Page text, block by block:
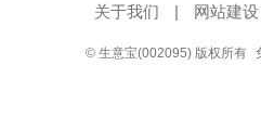
关于我们 | 网站建设
© 生意宝(002095) 版权所有